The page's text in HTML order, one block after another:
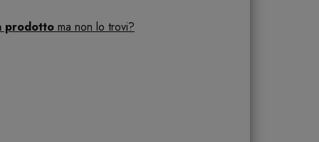
prodotto ma non lo trovi?